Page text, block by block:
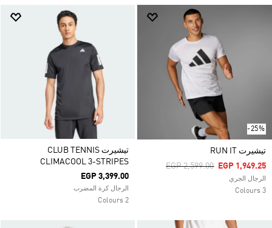
-25%
تيشيرت RUN IT
Price Reduced From
EGP 2,599.00ToEGP 1,949.25
الرجال الجري
3 Colours
تيشيرت CLUB TENNIS
CLIMACOOL 3-STRIPES
EGP 3,399.00
الرجال كرة المضرب
2 Colours